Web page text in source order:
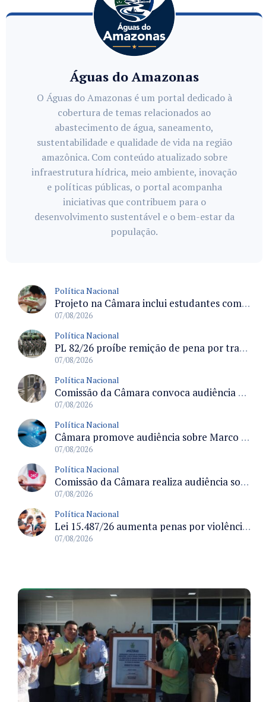
Águas do Amazonas
O Águas do Amazonas é um portal dedicado à
cobertura de temas relacionados ao
abastecimento de água, saneamento,
sustentabilidade e qualidade de vida na região
amazônica. Com conteúdo atualizado sobre
infraestrutura hídrica, meio ambiente, inovação
e políticas públicas, o portal acompanha
iniciativas que contribuem para o
desenvolvimento sustentável e o bem-estar da
população.
Política Nacional
Projeto na Câmara inclui estudantes com deficiência no regime escolar especial da LDB e estabelece critérios para frequência
07/08/2026
Política Nacional
PL 82/26 proíbe remição de pena por trabalho em funções militares para condenados por crimes contra o Estado Democrático de Direito
07/08/2026
Política Nacional
Comissão da Câmara convoca audiência para discutir misoginia nas escolas e universidades após divulgação de listas misóginas
07/08/2026
Política Nacional
Câmara promove audiência sobre Marco de Fomento à Economia Digital e impactos da inteligência artificial
07/08/2026
Política Nacional
Comissão da Câmara realiza audiência sobre apostas online para medir o tamanho do mercado ilegal
07/08/2026
Política Nacional
Lei 15.487/26 aumenta penas por violência sexual digital contra crianças e adolescentes e autoriza ronda virtual para investigação
07/08/2026